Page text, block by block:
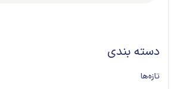
دسته بندی
تازه‌ها